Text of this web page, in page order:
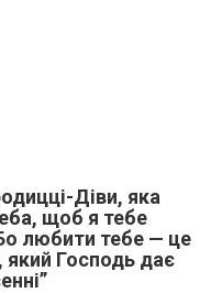
Діви, яка
щоб я тебе
любити тебе — це
який Господь дає